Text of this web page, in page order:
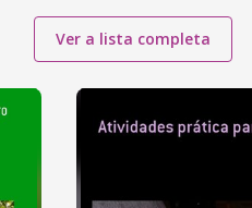
Ver a lista completa